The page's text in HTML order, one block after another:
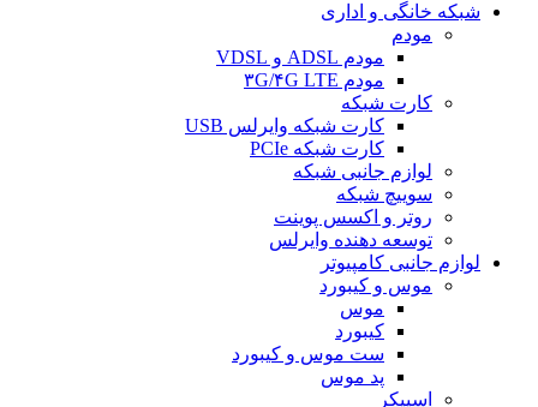
شبکه خانگی و اداری
مودم
مودم ADSL و VDSL
مودم ۳G/۴G LTE
کارت شبکه
کارت شبکه وایرلس USB
کارت شبکه PCIe
لوازم جانبی شبکه
سوییچ شبکه
روتر و اکسس پوینت
توسعه دهنده وایرلس
لوازم جانبی کامپیوتر
موس و کیبورد
موس
کیبورد
ست موس و کیبورد
پد موس
اسپیکر